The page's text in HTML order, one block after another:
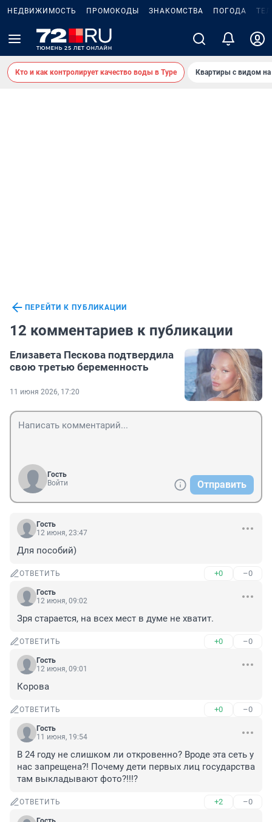
НЕДВИЖИМОСТЬ ПРОМОКОДЫ ЗНАКОМСТВА ПОГОДА
Кто и как контролирует качество воды в Туре Квартиры с видом на
ПЕРЕЙТИ К ПУБЛИКАЦИИ
12 комментариев к публикации
Елизавета Пескова подтвердила
свою третью беременность
11 июня 2026, 17:20
Гость
Войти
Отправить
Гость
12 июня, 23:47
Для пособий)
ОТВЕТИТЬ +0 –0
Гость
12 июня, 09:02
Зря старается, на всех мест в думе не хватит.
ОТВЕТИТЬ +0 –0
Гость
12 июня, 09:01
Корова
ОТВЕТИТЬ +0 –0
Гость
11 июня, 19:54
В 24 году не слишком ли откровенно? Вроде эта сеть у
нас запрещена?! Почему дети первых лиц государства
там выкладывают фото?!!!?
ОТВЕТИТЬ +2 –0